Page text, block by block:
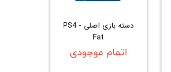
دسته بازی اصلی PS4 -
Fat
اتمام موجودی